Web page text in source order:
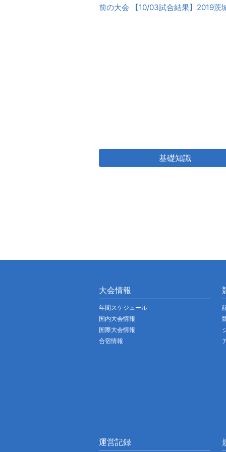
後
前の大会 【10/03試合結果】2019茨
基礎知識
大会情報
年間スケジュール
国内大会情報
国際大会情報
合宿情報
運営記録